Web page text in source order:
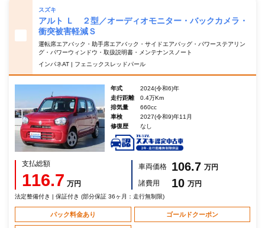
スズキ
アルト Ｌ ２型／オーディオモニター・バックカメラ・
衝突被害軽減Ｓ
運転席エアバック・助手席エアバック・サイドエアバッグ・パワーステアリン
グ・パワーウィンドウ・取扱説明書・メンテナンスノート
インパネAT | フェニックスレッドパール
年式
2024(令和6)年
走行距離
0.4万Km
排気量
660cc
車検
2027(令和9)年11月
修復歴
なし
支払総額
116.7 万円
車両価格 106.7 万円
諸費用
10 万円
法定整備付き | 保証付き (部分保証 36ヶ月：走行無制限)
パック料金あり ゴールドクーポン